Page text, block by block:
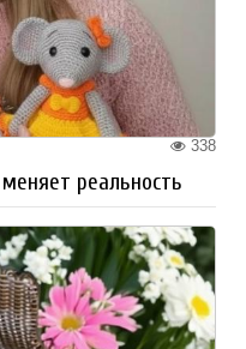
338
реальность